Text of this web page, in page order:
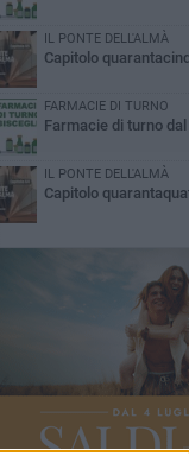
IL PONTE DELL'ALMÀ
Capitolo
FARMACIE DI TURNO
Farmacie di turno
IL PONTE DELL'ALMÀ
Capitolo